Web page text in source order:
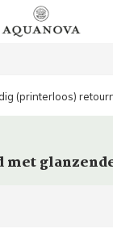
(printerloos)
met